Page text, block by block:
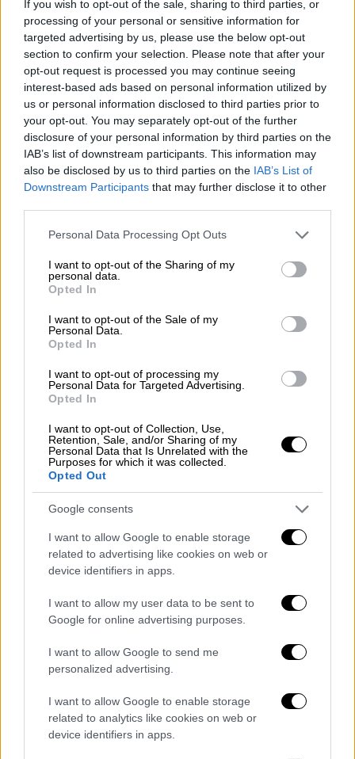
If you wish to opt-out of the sale, sharing to third parties, or
processing of your personal or sensitive information for
targeted advertising by us, please use the below opt-out
section to confirm your selection. Please note that after your
opt-out request is processed you may continue seeing
interest-based ads based on personal information utilized by
us or personal information disclosed to third parties prior to
your opt-out. You may separately opt-out of the further
disclosure of your personal information by third parties on the
IAB’s list of downstream participants. This information may
also be disclosed by us to third parties on the IAB’s List of
Downstream Participants that may further disclose it to other
Please note that this website/app uses one or more Google
not limited to your visit or usage behaviour. You may click to
grant or deny consent to Google and its third-party tags to
use your data for below specified purposes in below Google
consent section.
Personal Data Processing Opt Outs
I want to opt-out of the Sharing of my
personal data.
Opted In
I want to opt-out of the Sale of my
Personal Data.
Opted In
I want to opt-out of processing my
Personal Data for Targeted Advertising.
Opted In
I want to opt-out of Collection, Use,
Retention, Sale, and/or Sharing of my
Personal Data that Is Unrelated with the
Purposes for which it was collected.
Opted Out
Google consents
I want to allow Google to enable storage
related to advertising like cookies on web or
device identifiers in apps.
I want to allow my user data to be sent to
Google for online advertising purposes.
I want to allow Google to send me
personalized advertising.
I want to allow Google to enable storage
related to analytics like cookies on web or
device identifiers in apps.
με όσα μεταδίδει το Mega.
Όταν ξεκίνησε να γνωστοποιείται το
γεγονός, τότεάρχισε ο ΔΕΔΔΗΕ την
επανηλεκτροδότηση χθες, Πέμπτη, δηλαδή
μετά από 40 ημέρες. Σημειώνεται, ωστόσο,
πωςδεν απέκτησαν ξανά ρεύμα όλα τα
διαμερίσματατης πολυκατοικίας, αλλάμόνο
τα εννιά-που κρίθηκε πως έχουν
περισσότερη ανάγκη...
Ένοικος της πολυκατοικίας, που έχει πλέον
ρεύμα, περιέγραψε: «40 ημέρες χωρίς ρεύμα
και χωρίς φως και τέσσερα παιδιά ήταν κάτι
το οποίο δεν θα μπορούσα να φανταστώ
ποτέ ότι θα το κάνω.
. Είχαμε ένα μικρό γκαζάκι και
φτιάχναμε να φάμε ό,τι μπορούσαμε.Τα
παιδιά διάβαζαν με κεριά
Στην επικοινωνία που είχε η ένοικος με τον
θα το
». Μάλιστα, η ίδια είπε πως το δικό της
κανάλια».
ΟΛΕΣ ΟΙ ΕΙΔΗΣΕΙΣ